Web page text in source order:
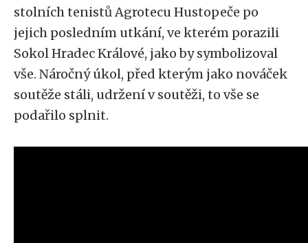
stolních tenistů Agrotecu Hustopeče po
jejich posledním utkání, ve kterém porazili
Sokol Hradec Králové, jako by symbolizoval
vše. Náročný úkol, před kterým jako nováček
soutěže stáli, udržení v soutěži, to vše se
podařilo splnit.